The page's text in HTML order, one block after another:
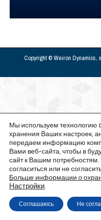
Copyright © Weiron Dynamics,
Мы используем технологию
хранения Ваших настроек,
передаем информацию
Вами веб-сайта, чтобы в
сайт к Вашим потребностям.
согласиться или не
Больше информации о
Настройки.
Соглашаюсь Не